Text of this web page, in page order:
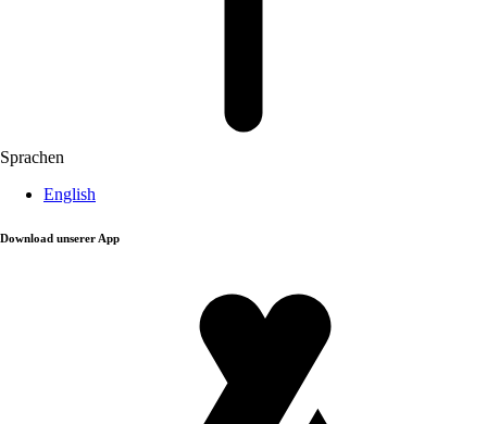
Sprachen
English
Download unserer App